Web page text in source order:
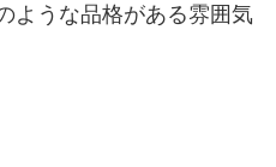
ような品格がある雰囲気